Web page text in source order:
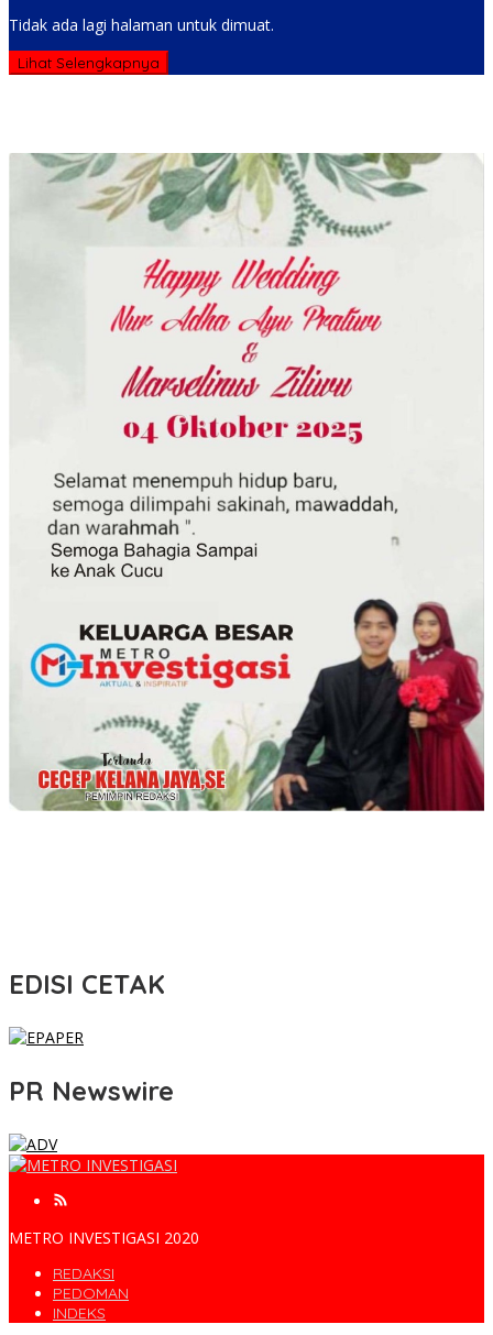
Tidak ada lagi halaman untuk dimuat.
Lihat Selengkapnya
EDISI CETAK
PR Newswire
METRO INVESTIGASI 2020
REDAKSI
PEDOMAN
INDEKS